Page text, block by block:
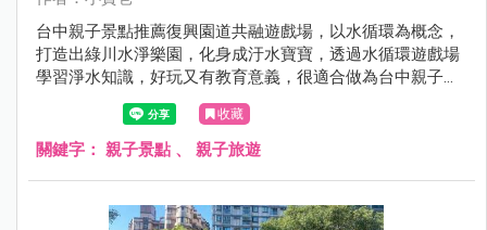
台中親子景點推薦復興園道共融遊戲場，以水循環為概念，
打造出綠川水淨樂園，化身成汙水寶寶，透過水循環遊戲場
學習淨水知識，好玩又有教育意義，很適合做為台中親子一
日遊景點呦~現在就跟著小資爸一起來玩台中的復興園道共
融遊戲場吧！
收藏
關鍵字： 親子景點 、 親子旅遊